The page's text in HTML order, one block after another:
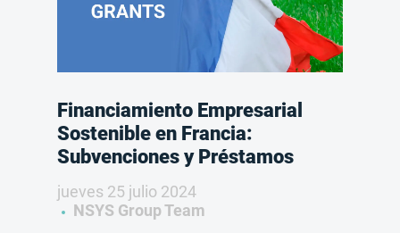
Financiamiento Empresarial
Sostenible en Francia:
Subvenciones y Préstamos
jueves 25 julio 2024
NSYS Group Team